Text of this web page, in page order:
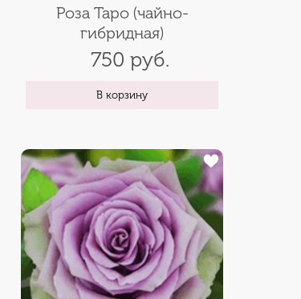
Роза Таро (чайно-
гибридная)
750 руб.
В корзину